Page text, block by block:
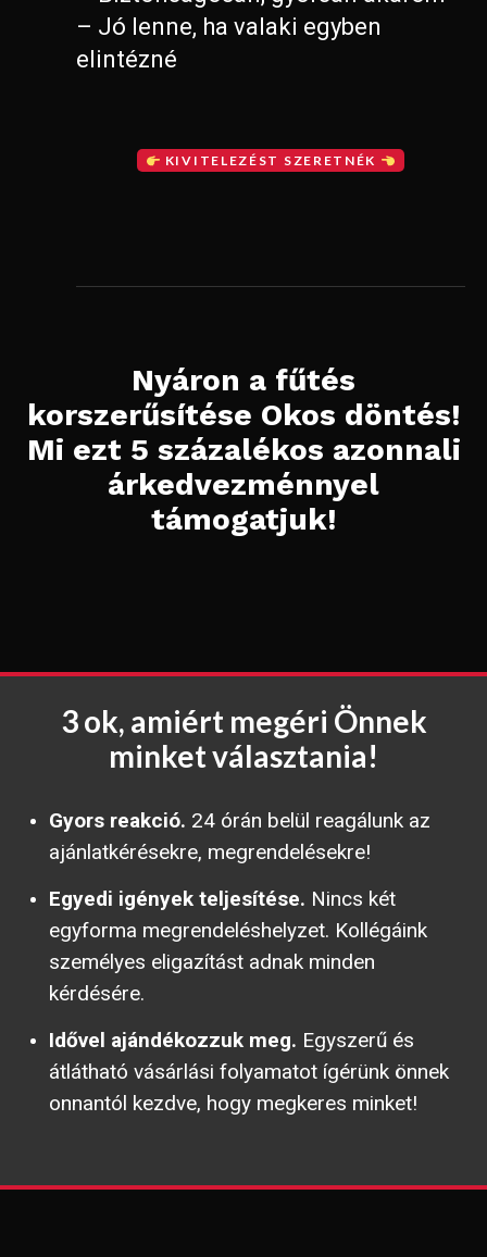
– Jó lenne, ha valaki egyben
elintézné
KIVITELEZÉST SZERETNÉK
Nyáron a fűtés
korszerűsítése Okos döntés!
Mi ezt 5 százalékos azonnali
árkedvezménnyel
támogatjuk!
3 ok, amiért megéri Önnek
minket választania!
Gyors reakció. 24 órán belül reagálunk az
ajánlatkérésekre, megrendelésekre!
Egyedi igények teljesítése. Nincs két
egyforma megrendeléshelyzet. Kollégáink
személyes eligazítást adnak minden
kérdésére.
Idővel ajándékozzuk meg. Egyszerű és
átlátható vásárlási folyamatot ígérünk önnek
onnantól kezdve, hogy megkeres minket!